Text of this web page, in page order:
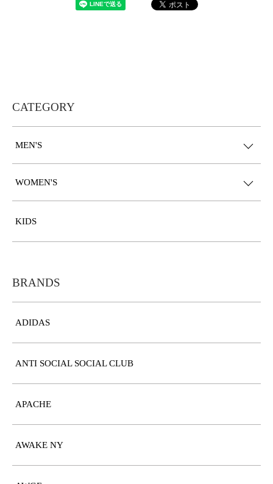
CATEGORY
MEN'S
WOMEN'S
KIDS
BRANDS
ADIDAS
ANTI SOCIAL SOCIAL CLUB
APACHE
AWAKE NY